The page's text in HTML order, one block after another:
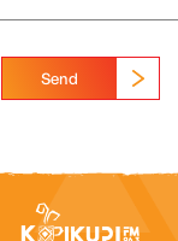
Send